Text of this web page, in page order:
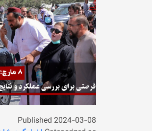
Published 2024-03-08